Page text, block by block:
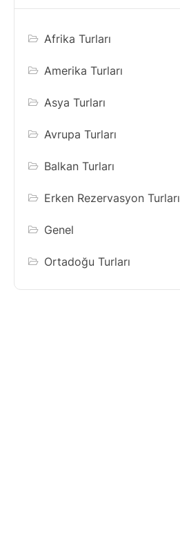
Afrika Turları
Amerika Turları
Asya Turları
Avrupa Turları
Balkan Turları
Erken Rezervasyon Turları
Genel
Ortadoğu Turları